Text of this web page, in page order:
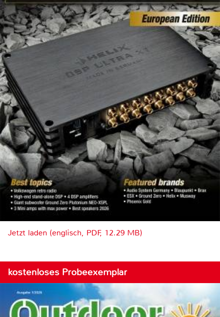
Jetzt laden (englisch, PDF, 12.29 MB)
kostenloses Probeexemplar